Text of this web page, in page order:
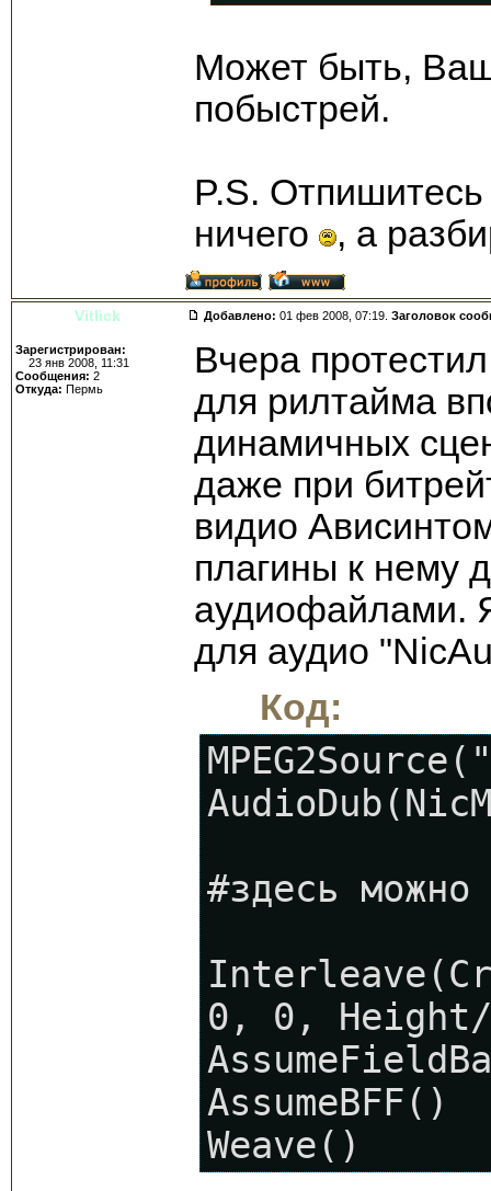
Может быть,
побыстрей.
P.S. Отпишитесь
ничего
, а
Vitlick Добавлено: 01 фев 2008, 07:19. Заголовок
Зарегистрирован:
23 янв 2008, 11:31
Сообщения: 2
Откуда: Пермь
Вчера
для рилтайма
динамичных
даже при
видио
плагины к нему
аудиофайлами.
для аудио
Код:
#здесь
0, 0,
AssumeBFF()
Weave()